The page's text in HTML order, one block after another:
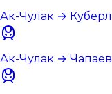
Ак-Чулак →
Ак-Чулак →